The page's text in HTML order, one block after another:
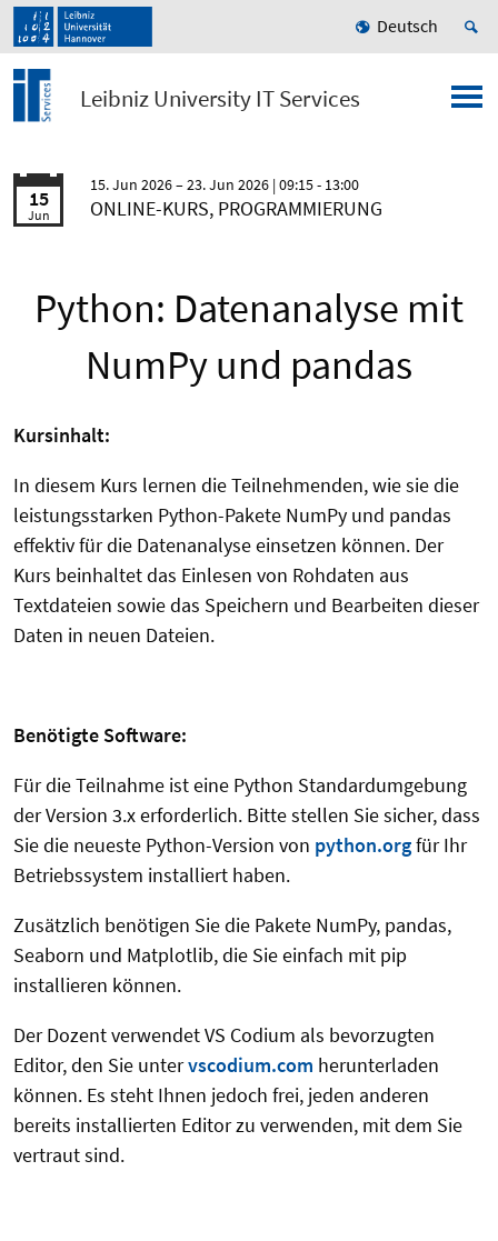
Deutsch
Leibniz University IT Services
15
Jun
15. Jun 2026 23. Jun 2026 | 09:15 - 13:00
ONLINE-KURS, PROGRAMMIERUNG
Python: Datenanalyse mit
NumPy und pandas
Kursinhalt:
In diesem Kurs lernen die Teilnehmenden, wie sie die
leistungsstarken Python-Pakete NumPy und pandas
effektiv für die Datenanalyse einsetzen können. Der
Kurs beinhaltet das Einlesen von Rohdaten aus
Textdateien sowie das Speichern und Bearbeiten dieser
Daten in neuen Dateien.
Benötigte Software:
Für die Teilnahme ist eine Python Standardumgebung
der Version 3.x erforderlich. Bitte stellen Sie sicher, dass
Sie die neueste Python-Version von python.orgfür Ihr
Betriebssystem installiert haben.
Zusätzlich benötigen Sie die Pakete NumPy, pandas,
Seaborn und Matplotlib, die Sie einfach mit pip
installieren können.
Der Dozent verwendet VS Codium als bevorzugten
Editor, den Sie untervscodium.com herunterladen
können. Es steht Ihnen jedoch frei, jeden anderen
bereits installierten Editor zu verwenden, mit dem Sie
vertraut sind.